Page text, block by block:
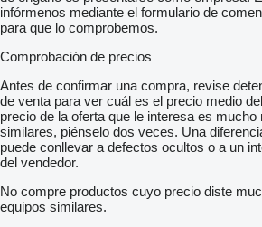
infórmenos mediante el formulario de
para que lo comprobemos.
Comprobación de precios
Antes de confirmar una compra, revise
de venta para ver cuál es el precio medio
precio de la oferta que le interesa es mucho
similares, piénselo dos veces. Una
puede conllevar a defectos ocultos o a un
del vendedor.
No compre productos cuyo precio diste
equipos similares.